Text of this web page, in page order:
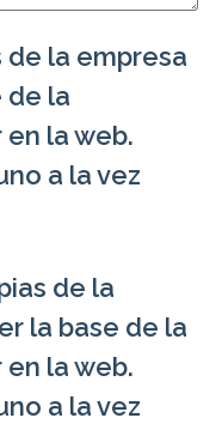
de la empresa
de la
la web.
a la vez
de la
la base de la
la web.
a la vez